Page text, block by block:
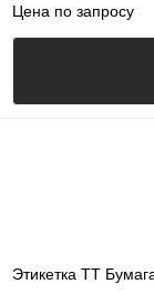
Цена по запросу
Этикетка ТТ